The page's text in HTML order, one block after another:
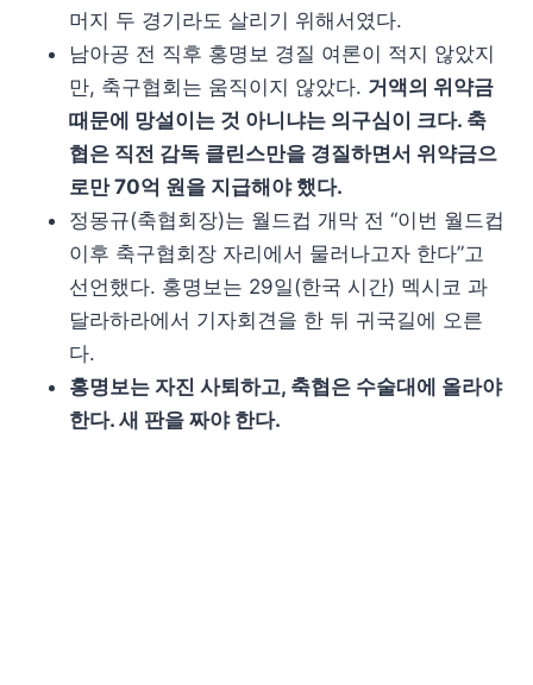
머지 두 경기라도 살리기 위해서였다.
남아공 전 직후 홍명보 경질 여론이 적지 않았지
만, 축구협회는 움직이지 않았다. 거액의 위약금
때문에 망설이는 것 아니냐는 의구심이 크다. 축
협은 직전 감독 클린스만을 경질하면서 위약금으
로만 70억 원을 지급해야 했다.
정몽규(축협회장)는 월드컵 개막 전 “이번 월드컵
이후 축구협회장 자리에서 물러나고자 한다”고
선언했다. 홍명보는 29일(한국 시간) 멕시코 과
달라하라에서 기자회견을 한 뒤 귀국길에 오른
다.
홍명보는 자진 사퇴하고, 축협은 수술대에 올라야
한다. 새 판을 짜야 한다.